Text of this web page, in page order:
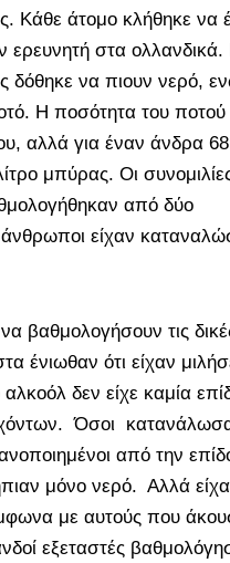
Κάθε άτομο κλήθηκε να
ερευνητή στα ολλανδικά.
δόθηκε να πιουν νερό,
Η ποσότητα του ποτού
αλλά για έναν άνδρα 68
μπύρας. Οι
από δύο
είχαν
βαθμολογήσουν τις
ένιωθαν ότι είχαν
δεν είχε καμία
Όσοι
από την
μόνο νερό. Αλλά
με αυτούς που
εξεταστές